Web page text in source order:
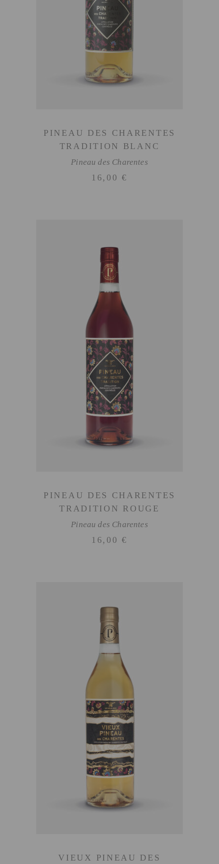
AJOUTER AU PANIER
PINEAU DES CHARENTES
TRADITION BLANC
Pineau des Charentes
16,00€
AJOUTER AU PANIER
PINEAU DES CHARENTES
TRADITION ROUGE
Pineau des Charentes
16,00€
AJOUTER AU PANIER
VIEUX PINEAU DES